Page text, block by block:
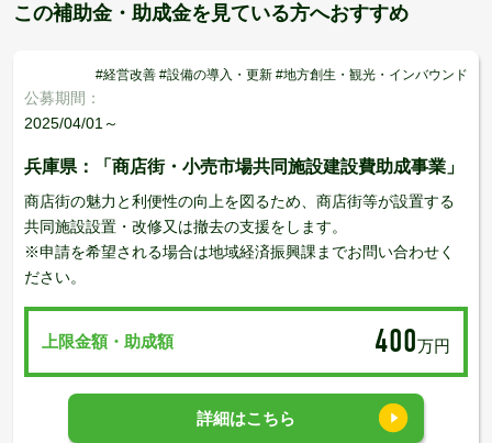
この補助金・助成金を見ている方へおすすめ
#経営改善 #設備の導入・更新 #地方創生・観光・インバウンド
公募期間：
2025/04/01～
兵庫県：「商店街・小売市場共同施設建設費助成事業」
商店街の魅力と利便性の向上を図るため、商店街等が設置する
共同施設設置・改修又は撤去の支援をします。
※申請を希望される場合は地域経済振興課までお問い合わせく
ださい。
上限金額・助成額 400万円
詳細はこちら